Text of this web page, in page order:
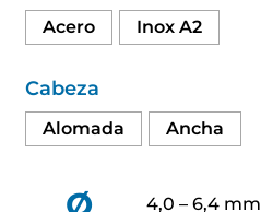
Acero Inox A2
Cabeza
Alomada Ancha
4,0 – 6,4 mm